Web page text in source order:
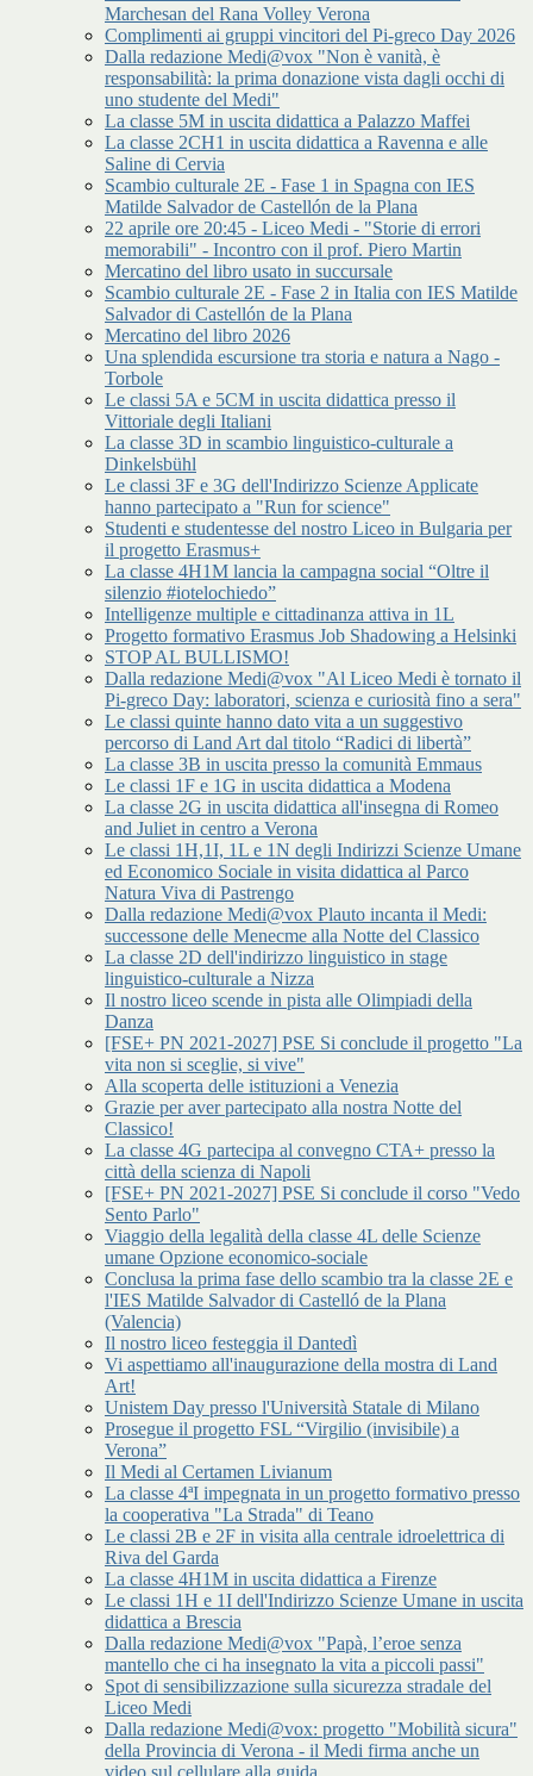
Marchesan del Rana Volley Verona
Complimenti ai gruppi vincitori del Pi-greco Day 2026
Dalla redazione Medi@vox "Non è vanità, è
responsabilità: la prima donazione vista dagli occhi di
uno studente del Medi"
La classe 5M in uscita didattica a Palazzo Maffei
La classe 2CH1 in uscita didattica a Ravenna e alle
Saline di Cervia
Scambio culturale 2E - Fase 1 in Spagna con IES
Matilde Salvador de Castellón de la Plana
22 aprile ore 20:45 - Liceo Medi - "Storie di errori
memorabili" - Incontro con il prof. Piero Martin
Mercatino del libro usato in succursale
Scambio culturale 2E - Fase 2 in Italia con IES Matilde
Salvador di Castellón de la Plana
Mercatino del libro 2026
Una splendida escursione tra storia e natura a Nago -
Torbole
Le classi 5A e 5CM in uscita didattica presso il
Vittoriale degli Italiani
La classe 3D in scambio linguistico-culturale a
Dinkelsbühl
Le classi 3F e 3G dell'Indirizzo Scienze Applicate
hanno partecipato a "Run for science"
Studenti e studentesse del nostro Liceo in Bulgaria per
il progetto Erasmus+
La classe 4H1M lancia la campagna social “Oltre il
silenzio #iotelochiedo”
Intelligenze multiple e cittadinanza attiva in 1L
Progetto formativo Erasmus Job Shadowing a Helsinki
STOP AL BULLISMO!
Dalla redazione Medi@vox "Al Liceo Medi è tornato il
Pi-greco Day: laboratori, scienza e curiosità fino a sera"
Le classi quinte hanno dato vita a un suggestivo
percorso di Land Art dal titolo “Radici di libertà”
La classe 3B in uscita presso la comunità Emmaus
Le classi 1F e 1G in uscita didattica a Modena
La classe 2G in uscita didattica all'insegna di Romeo
and Juliet in centro a Verona
Le classi 1H,1I, 1L e 1N degli Indirizzi Scienze Umane
ed Economico Sociale in visita didattica al Parco
Natura Viva di Pastrengo
Dalla redazione Medi@vox Plauto incanta il Medi:
successone delle Menecme alla Notte del Classico
La classe 2D dell'indirizzo linguistico in stage
linguistico-culturale a Nizza
Il nostro liceo scende in pista alle Olimpiadi della
Danza
[FSE+ PN 2021-2027] PSE Si conclude il progetto "La
vita non si sceglie, si vive"
Alla scoperta delle istituzioni a Venezia
Grazie per aver partecipato alla nostra Notte del
Classico!
La classe 4G partecipa al convegno CTA+ presso la
città della scienza di Napoli
[FSE+ PN 2021-2027] PSE Si conclude il corso "Vedo
Sento Parlo"
Viaggio della legalità della classe 4L delle Scienze
umane Opzione economico-sociale
Conclusa la prima fase dello scambio tra la classe 2E e
l'IES Matilde Salvador di Castelló de la Plana
(Valencia)
Il nostro liceo festeggia il Dantedì
Vi aspettiamo all'inaugurazione della mostra di Land
Art!
Unistem Day presso l'Università Statale di Milano
Prosegue il progetto FSL “Virgilio (invisibile) a
Verona”
Il Medi al Certamen Livianum
La classe 4ªI impegnata in un progetto formativo presso
la cooperativa "La Strada" di Teano
Le classi 2B e 2F in visita alla centrale idroelettrica di
Riva del Garda
La classe 4H1M in uscita didattica a Firenze
Le classi 1H e 1I dell'Indirizzo Scienze Umane in uscita
didattica a Brescia
Dalla redazione Medi@vox "Papà, l’eroe senza
mantello che ci ha insegnato la vita a piccoli passi"
Spot di sensibilizzazione sulla sicurezza stradale del
Liceo Medi
Dalla redazione Medi@vox: progetto "Mobilità sicura"
della Provincia di Verona - il Medi firma anche un